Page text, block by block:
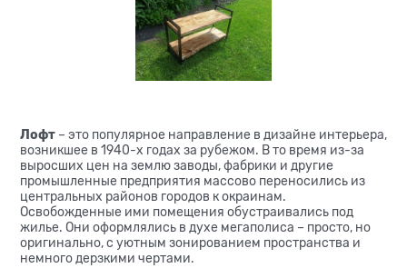
Лофт – это популярное направление в дизайне интерьера,
возникшее в 1940-х годах за рубежом. В то время из-за
выросших цен на землю заводы, фабрики и другие
промышленные предприятия массово переносились из
центральных районов городов к окраинам.
Освобожденные ими помещения обустраивались под
жилье. Они оформлялись в духе мегаполиса – просто, но
оригинально, с уютным зонированием пространства и
немного дерзкими чертами.